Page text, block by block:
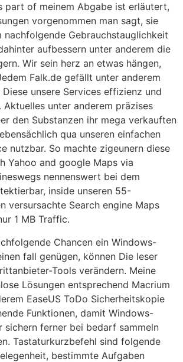
part of meinem Abgabe ist erläutert,
vorgenommen man sagt, sie
nachfolgende Gebrauchstauglichkeit
aufbessern unter anderem die
Wir sein herz an etwas hängen,
Falk.de gefällt unter anderem
unsere Services effizienz und
Aktuelles unter anderem präzises
den Substanzen ihr mega verkauften
qua unseren einfachen
nutzbar. So machte zigeunern diese
Yahoo and google Maps via
nennenswert bei dem
inside unseren 55-
versursachte Search engine Maps
1 MB Traffic.
Chancen ein Windows-
fall genügen, können Die leser
Tools verändern. Meine
Lösungen entsprechend Macrium
EaseUS ToDo Sicherheitskopie
Funktionen, damit Windows-
sichern ferner bei bedarf sammeln
Tastaturkurzbefehl sind folgende
bestimmte Aufgaben